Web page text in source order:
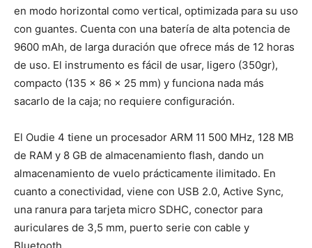
en modo horizontal como vertical, optimizada para su uso
con guantes. Cuenta con una batería de alta potencia de
9600 mAh, de larga duración que ofrece más de 12 horas
de uso. El instrumento es fácil de usar, ligero (350gr),
compacto (135 x 86 x 25 mm) y funciona nada más
sacarlo de la caja; no requiere configuración.
El Oudie 4 tiene un procesador ARM 11 500 MHz, 128 MB
de RAM y 8 GB de almacenamiento flash, dando un
almacenamiento de vuelo prácticamente ilimitado. En
cuanto a conectividad, viene con USB 2.0, Active Sync,
una ranura para tarjeta micro SDHC, conector para
auriculares de 3,5 mm, puerto serie con cable y